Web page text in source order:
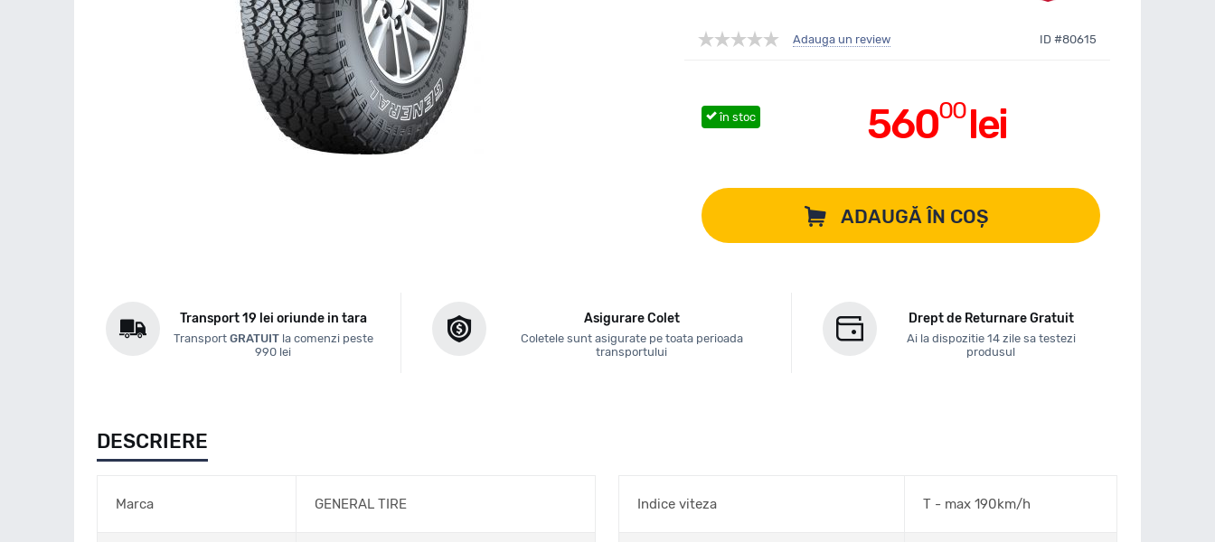
Adauga un review ID #80615
56000lei
în stoc
ADAUGĂ ÎN COȘ
Transport 19 lei oriunde in tara
Transport GRATUITla comenzi peste
990 lei
Asigurare Colet
Coletele sunt asigurate pe toata perioada
transportului
Drept de Returnare Gratuit
Ai la dispozitie 14 zile sa testezi
produsul
DESCRIERE
Marca GENERAL TIRE Indice viteza T - max 190km/h